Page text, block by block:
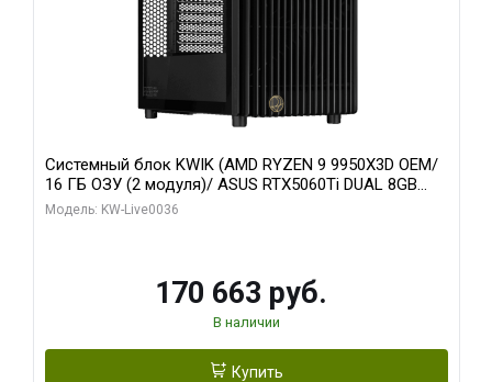
Системный блок KWIK (AMD RYZEN 9 9950X3D OEM/
16 ГБ ОЗУ (2 модуля)/ ASUS RTX5060Ti DUAL 8GB
GDDR7 128bit 3xDP HDMI 2FAN / 960 ГБ SSD)
Модель: KW-Live0036
170 663 руб.
В наличии
Купить